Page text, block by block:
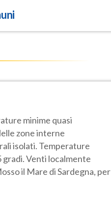
minime quasi
zone interne
isolati. Temperature
gradi. Venti localmente
il Mare di Sardegna, per